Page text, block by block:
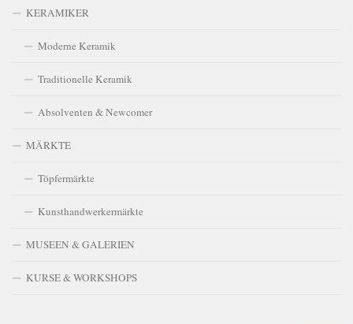
KERAMIKER
Moderne Keramik
Traditionelle Keramik
Absolventen & Newcomer
MÄRKTE
Töpfermärkte
Kunsthandwerkermärkte
MUSEEN & GALERIEN
KURSE & WORKSHOPS